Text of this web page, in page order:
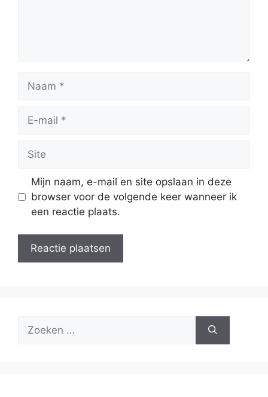
mail
Mijn naam, e-mail en site opslaan in deze
browser voor de volgende keer wanneer ik
een reactie plaats.
Zoek